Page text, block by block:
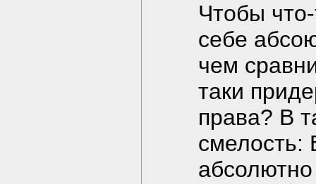
Чтобы
себе
чем
таки
права? В
смелость: